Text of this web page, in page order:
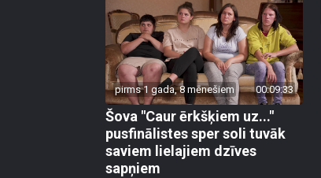
pirms 1 gada, 8 mēnešiem 00:09:33
Šova "Caur ērkšķiem uz..."
pusfinālistes sper soli tuvāk
saviem lielajiem dzīves
sapņiem